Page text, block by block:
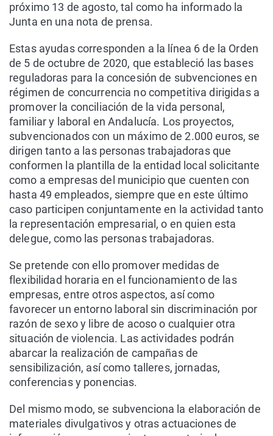
próximo 13 de agosto, tal como ha informado la
Junta en una nota de prensa.
Estas ayudas corresponden a la línea 6 de la Orden
de 5 de octubre de 2020, que estableció las bases
reguladoras para la concesión de subvenciones en
régimen de concurrencia no competitiva dirigidas a
promover la conciliación de la vida personal,
familiar y laboral en Andalucía. Los proyectos,
subvencionados con un máximo de 2.000 euros, se
dirigen tanto a las personas trabajadoras que
conformen la plantilla de la entidad local solicitante
como a empresas del municipio que cuenten con
hasta 49 empleados, siempre que en este último
caso participen conjuntamente en la actividad tanto
la representación empresarial, o en quien esta
delegue, como las personas trabajadoras.
Se pretende con ello promover medidas de
flexibilidad horaria en el funcionamiento de las
empresas, entre otros aspectos, así como
favorecer un entorno laboral sin discriminación por
razón de sexo y libre de acoso o cualquier otra
situación de violencia. Las actividades podrán
abarcar la realización de campañas de
sensibilización, así como talleres, jornadas,
conferencias y ponencias.
Del mismo modo, se subvenciona la elaboración de
materiales divulgativos y otras actuaciones de